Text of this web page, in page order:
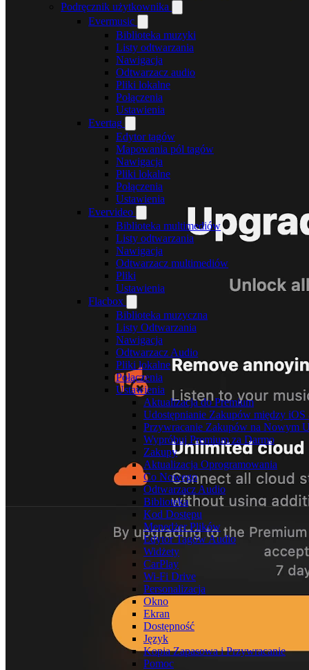
Podręcznik użytkownika
Evermusic
Biblioteka muzyki
Listy odtwarzania
Nawigacja
Odtwarzacz audio
Pliki lokalne
Połączenia
Ustawienia
Evertag
Edytor tagów
Mapowania pól tagów
Nawigacja
Pliki lokalne
Połączenia
Ustawienia
Evervideo
Biblioteka multimediów
Listy odtwarzania
Nawigacja
Odtwarzacz multimediów
Pliki
Ustawienia
Flacbox
Biblioteka muzyczna
Listy Odtwarzania
Nawigacja
Odtwarzacz Audio
Pliki lokalne
Połączenia
Ustawienia
Aktualizacja do Premium
Udostępnianie Zakupów między iOS
Przywracanie Zakupów na Nowym
Wypróbuj Premium za Darmo
Zakupy
Aktualizacja Oprogramowania
Co Nowego
Odtwarzacz Audio
Biblioteka
Kod Dostępu
Menedżer Plików
Edytor Tagów Audio
Widżety
CarPlay
Wi-Fi Drive
Personalizacja
Okno
Ekran
Dostępność
Język
Kopia Zapasowa i Przywracanie
Pomoc